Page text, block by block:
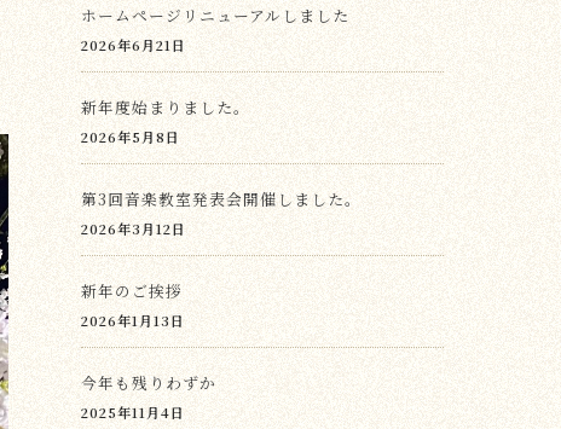
ホームページリニューアルしました
2026年6月21日
新年度始まりました。
2026年5月8日
第3回音楽教室発表会開催しました。
2026年3月12日
新年のご挨拶
2026年1月13日
今年も残りわずか
2025年11月4日